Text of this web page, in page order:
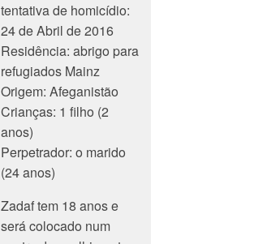
tentativa de homicídio:
24 de Abril de 2016
Residência: abrigo para
refugiados Mainz
Origem: Afeganistão
Crianças: 1 filho (2
anos)
Perpetrador: o marido
(24 anos)
Zadaf tem 18 anos e
será colocado num